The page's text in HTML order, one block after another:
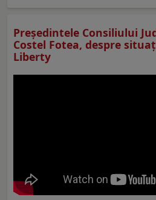
Preşedintele Consiliului
Costel Fotea, despre
Liberty